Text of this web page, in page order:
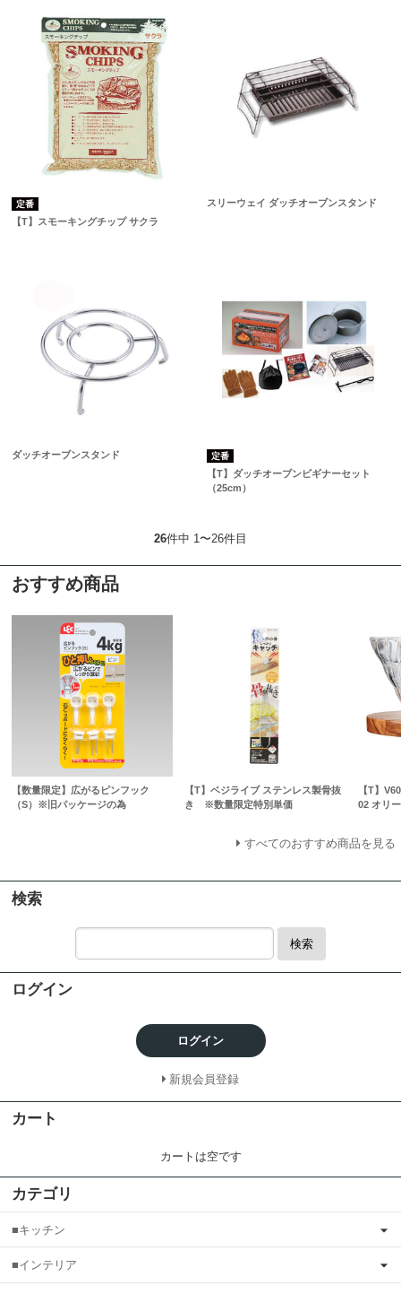
定番
【T】スモーキングチップ サクラ
スリーウェイ ダッチオーブンスタンド
ダッチオーブンスタンド 定番
【T】ダッチオーブンビギナーセット
（25cm）
26件中 1〜26件目
おすすめ商品
【数量限定】広がるピンフック
（S）※旧パッケージの為
【T】ベジライブ ステンレス製骨抜
き ※数量限定特別単価
【T】
02 オリ
すべてのおすすめ商品を見る
検索
検索
ログイン
ログイン
新規会員登録
カート
カートは空です
カテゴリ
■キッチン
■インテリア